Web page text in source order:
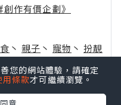
作有價企劃》
丶 親子 丶 寵物 丶 扮靚
多吃喝玩樂資訊！
您的網站體驗，請確定
用條款才可繼續瀏覽。